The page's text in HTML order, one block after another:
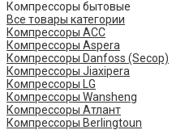
Компрессоры бытовые
Все товары категории
Компрессоры ACC
Компрессоры Aspera
Компрессоры Danfoss (Secop)
Компрессоры Jiaxipera
Компрессоры LG
Компрессоры Wansheng
Компрессоры Атлант
Компрессоры Berlingtoun